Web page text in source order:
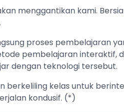
menggantikan kami.
proses pembelajaran
pembelajaran interaktif,
dengan teknologi tersebut.
berkeliling kelas untuk
kondusif. (*)